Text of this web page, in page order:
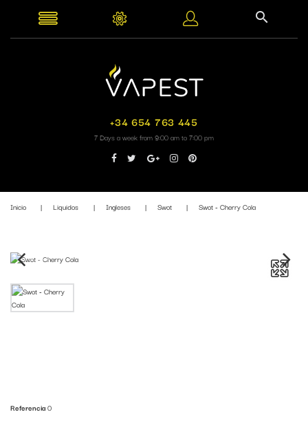
+34 654 763 445
7 Days a week from 9:00 am to 7:00 pm
Inicio Liquidos Ingleses Swot Swot - Cherry Cola
Fuera de stock
Referencia0